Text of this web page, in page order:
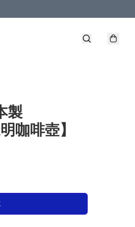
製
咖啡壺】